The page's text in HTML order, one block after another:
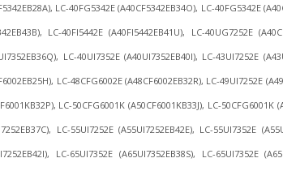
LC-40FG5342E (A40CF5342EB34O), LC-40FG5342E
LC-40FI5442E (A40FI5442EB41U), LC-40UG7252E
LC-40UI7352E (A40UI7352EB40I), LC-43UI7252E
LC-48CFG6002E (A48CF6002EB32R), LC-49UI7252E
LC-50CFG6001K (A50CF6001KB33J), LC-50CFG6001K
LC-55UI7252E (A55UI7252EB42E), LC-55UI7352E
LC-65UI7352E (A65UI7352EB38S), LC-65UI7352E